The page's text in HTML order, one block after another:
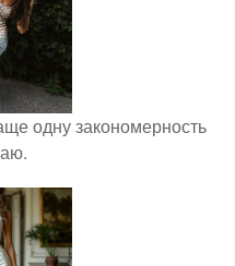
одну закономерность